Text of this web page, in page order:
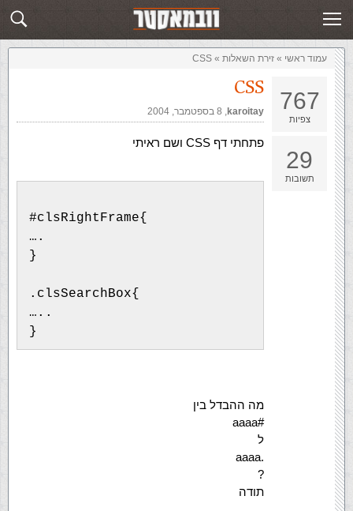
שלח תשובה זירת השאלות
עמוד ראשי » ‏זירת השאלות‏ »
CSS
767
צפיות
29
תשובות
CSS
karoitay
,‏ 8 בספטמבר, 2004
פתחתי דף CSS ושם ראיתי
#clsRightFrame{
….
}
.clsSearchBox{
…..
}
מה ההבדל בין
#aaaa
ל
.aaaa
?
תודה